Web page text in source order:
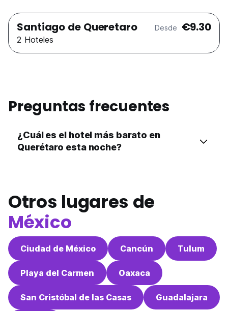
Santiago de Queretaro Desde €9.30
2 Hoteles
Preguntas frecuentes
¿Cuál es el hotel más barato en
Querétaro esta noche?
Otros lugares de
México
Ciudad de México Cancún Tulum
Playa del Carmen Oaxaca
San Cristóbal de las Casas Guadalajara